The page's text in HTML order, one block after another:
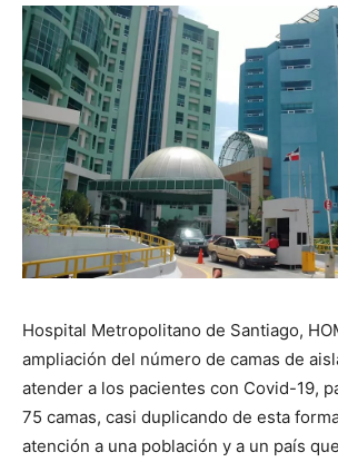
Hospital Metropolitano de Santiago,
ampliación del número de camas de
atender a los pacientes con Covid-19,
75 camas, casi duplicando de esta
atención a una población y a un país